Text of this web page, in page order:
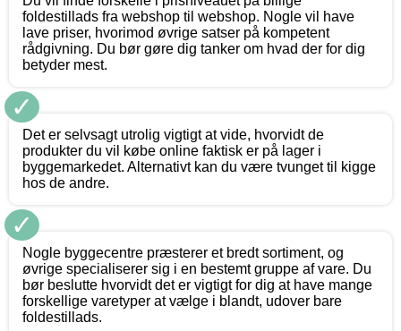
foldestillads fra webshop til webshop. Nogle vil have
lave priser, hvorimod øvrige satser på kompetent
rådgivning. Du bør gøre dig tanker om hvad der for dig
betyder mest.
✓
Det er selvsagt utrolig vigtigt at vide, hvorvidt de
produkter du vil købe online faktisk er på lager i
byggemarkedet. Alternativt kan du være tvunget til kigge
hos de andre.
✓
Nogle byggecentre præsterer et bredt sortiment, og
øvrige specialiserer sig i en bestemt gruppe af vare. Du
bør beslutte hvorvidt det er vigtigt for dig at have mange
forskellige varetyper at vælge i blandt, udover bare
foldestillads.